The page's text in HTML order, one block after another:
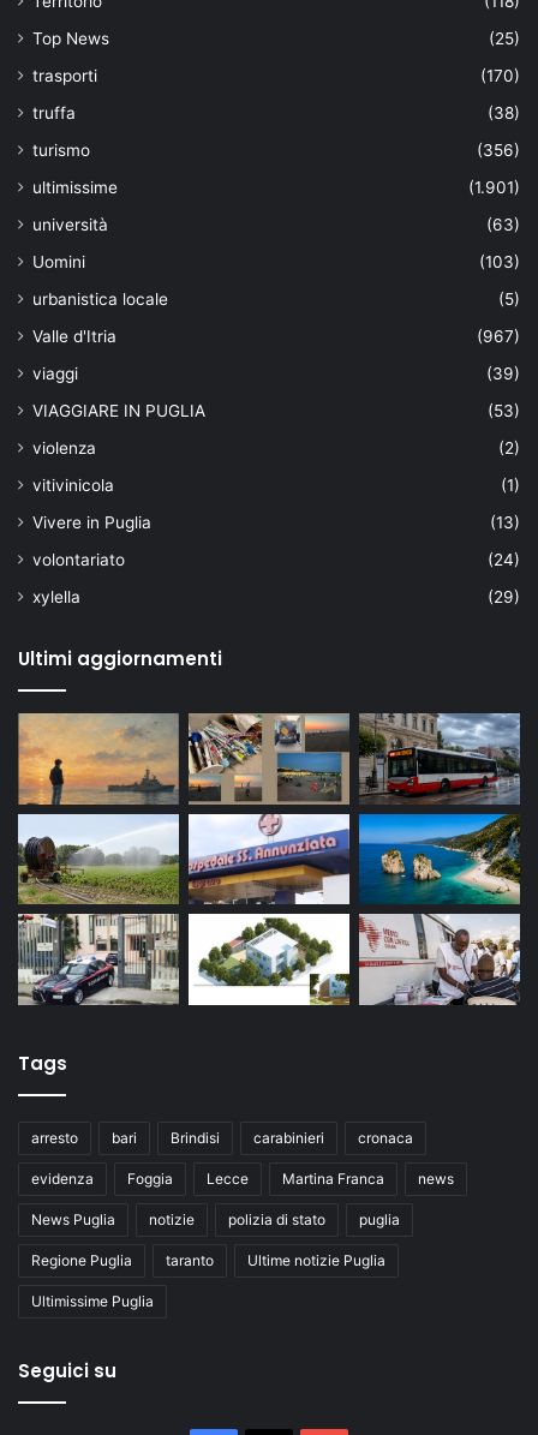
Top News
(25)
trasporti
(170)
truffa
(38)
turismo
(356)
ultimissime
(1.901)
università
(63)
Uomini
(103)
urbanistica locale
(5)
Valle d'Itria
(967)
viaggi
(39)
VIAGGIARE IN PUGLIA
(53)
violenza
(2)
vitivinicola
(1)
Vivere in Puglia
(13)
volontariato
(24)
xylella
(29)
Ultimi aggiornamenti
Tags
arresto bari Brindisi carabinieri cronaca
evidenza Foggia Lecce Martina Franca news
News Puglia notizie polizia di stato puglia
Regione Puglia taranto Ultime notizie Puglia
Ultimissime Puglia
Seguici su